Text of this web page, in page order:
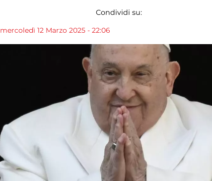
Condividi su:
mercoledì 12 Marzo 2025 - 22:06